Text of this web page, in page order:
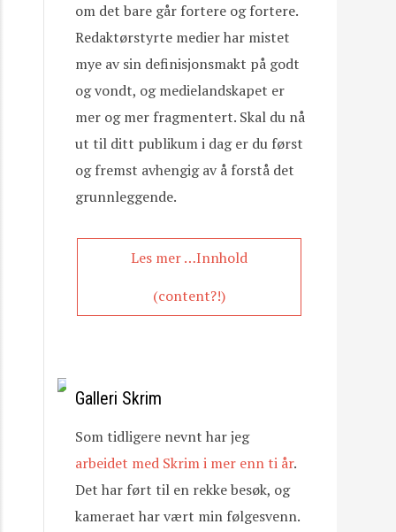
om det bare går fortere og fortere.
Redaktørstyrte medier har mistet
mye av sin definisjonsmakt på godt
og vondt, og medielandskapet er
mer og mer fragmentert. Skal du nå
ut til ditt publikum i dag er du først
og fremst avhengig av å forstå det
grunnleggende.
Les mer …Innhold
(content?!)
Galleri Skrim
Som tidligere nevnt har jeg
arbeidet med Skrim i mer enn ti år.
Det har ført til en rekke besøk, og
kameraet har vært min følgesvenn.